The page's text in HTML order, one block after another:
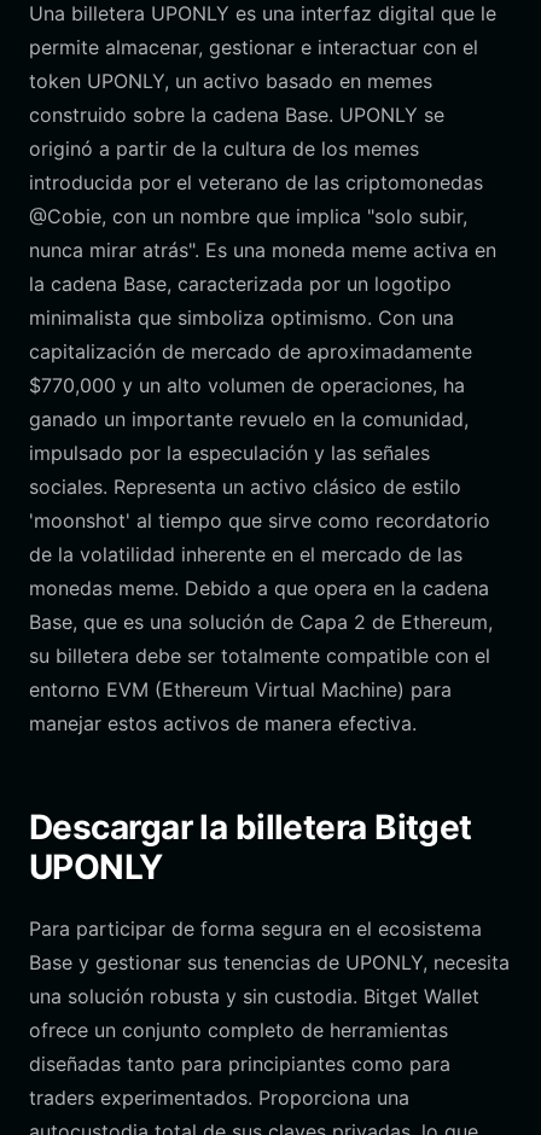
Una billetera UPONLY es una interfaz digital que le
permite almacenar, gestionar e interactuar con el
token UPONLY, un activo basado en memes
construido sobre la cadena Base. UPONLY se
originó a partir de la cultura de los memes
introducida por el veterano de las criptomonedas
@Cobie, con un nombre que implica "solo subir,
nunca mirar atrás". Es una moneda meme activa en
la cadena Base, caracterizada por un logotipo
minimalista que simboliza optimismo. Con una
capitalización de mercado de aproximadamente
$770,000 y un alto volumen de operaciones, ha
ganado un importante revuelo en la comunidad,
impulsado por la especulación y las señales
sociales. Representa un activo clásico de estilo
'moonshot' al tiempo que sirve como recordatorio
de la volatilidad inherente en el mercado de las
monedas meme. Debido a que opera en la cadena
Base, que es una solución de Capa 2 de Ethereum,
su billetera debe ser totalmente compatible con el
entorno EVM (Ethereum Virtual Machine) para
manejar estos activos de manera efectiva.
Descargar la billetera Bitget
UPONLY
Para participar de forma segura en el ecosistema
Base y gestionar sus tenencias de UPONLY, necesita
una solución robusta y sin custodia. Bitget Wallet
ofrece un conjunto completo de herramientas
diseñadas tanto para principiantes como para
traders experimentados. Proporciona una